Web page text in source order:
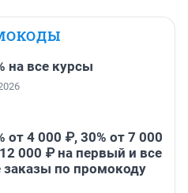
на все курсы
от 4 000 ₽, 30% от 7 000
000 ₽ на первый и все
по промокоду